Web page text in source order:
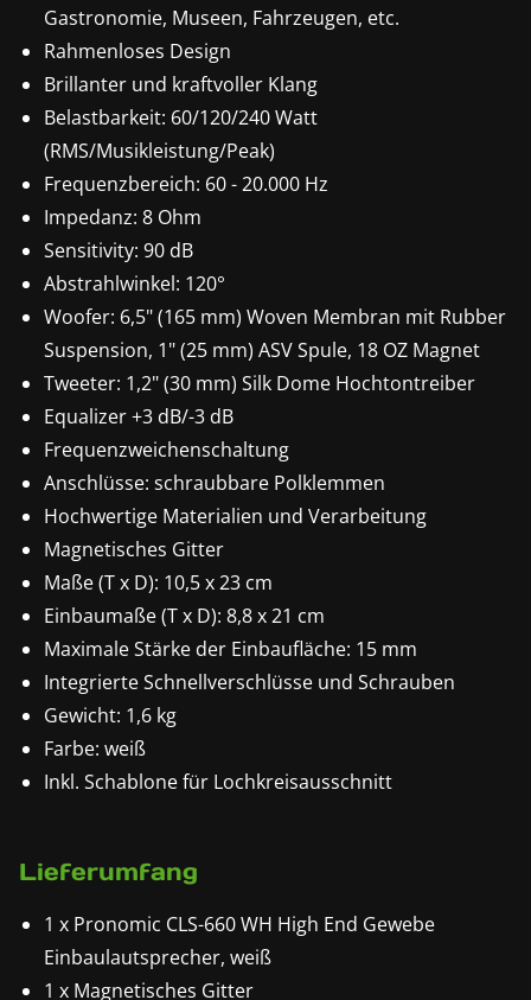
Gastronomie, Museen, Fahrzeugen, etc.
Rahmenloses Design
Brillanter und kraftvoller Klang
Belastbarkeit: 60/120/240 Watt
(RMS/Musikleistung/Peak)
Frequenzbereich: 60 - 20.000 Hz
Impedanz: 8 Ohm
Sensitivity: 90 dB
Abstrahlwinkel: 120°
Woofer: 6,5" (165 mm) Woven Membran mit Rubber
Suspension, 1" (25 mm) ASV Spule, 18 OZ Magnet
Tweeter: 1,2" (30 mm) Silk Dome Hochtontreiber
Equalizer +3 dB/-3 dB
Frequenzweichenschaltung
Anschlüsse: schraubbare Polklemmen
Hochwertige Materialien und Verarbeitung
Magnetisches Gitter
Maße (T x D): 10,5 x 23 cm
Einbaumaße (T x D): 8,8 x 21 cm
Maximale Stärke der Einbaufläche: 15 mm
Integrierte Schnellverschlüsse und Schrauben
Gewicht: 1,6 kg
Farbe: weiß
Inkl. Schablone für Lochkreisausschnitt
Lieferumfang
1 x Pronomic CLS-660 WH High End Gewebe
Einbaulautsprecher, weiß
1 x Magnetisches Gitter